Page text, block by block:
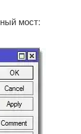
мост: